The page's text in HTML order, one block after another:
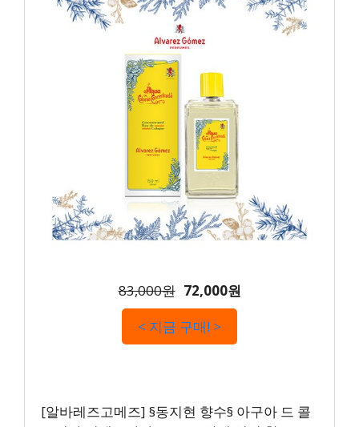
83,000원 72,000원
< 지금 구매! >
[알바레즈고메즈] §동지현 향수§ 아구아 드 콜